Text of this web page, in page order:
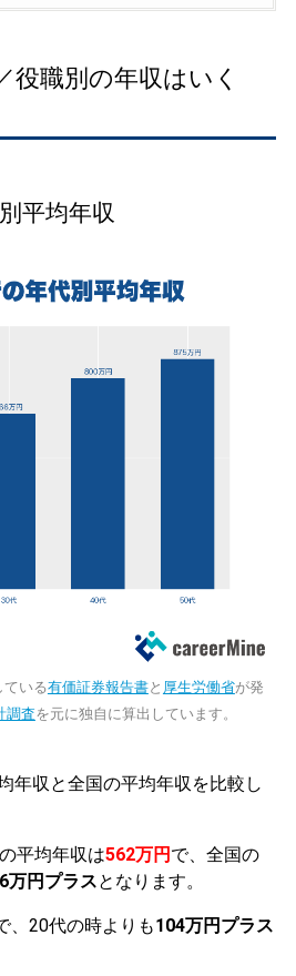
役職別の年収はいく
平均年収
ている有価証券報告書と 厚生労働省が発
調査を元に独自に算出しています。
年収と全国の平均年収を比較し
平均年収は562万円 で、全国の
万円プラスとなります。
、20代の時よりも104万円プラス